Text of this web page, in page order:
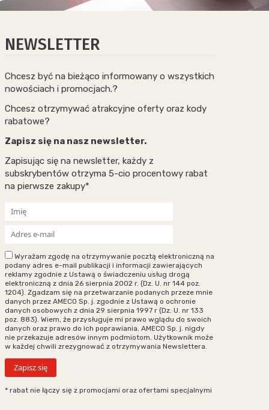
NEWSLETTER
Chcesz być na bieżąco informowany o wszystkich
nowościach i promocjach.?
Chcesz otrzymywać atrakcyjne oferty oraz kody
rabatowe?
Zapisz się na nasz newsletter.
Zapisując się na newsletter, każdy z
subskrybentów otrzyma 5-cio procentowy rabat
na pierwsze zakupy*
Wyrażam zgodę na otrzymywanie pocztą elektroniczną na
podany adres e-mail publikacji i informacji zawierających
reklamy zgodnie z Ustawą o świadczeniu usług drogą
elektroniczną z dnia 26 sierpnia 2002 r. (Dz. U. nr 144 poz.
1204). Zgadzam się na przetwarzanie podanych przeze mnie
danych przez AMECO Sp. j. zgodnie z Ustawą o ochronie
danych osobowych z dnia 29 sierpnia 1997 r (Dz. U. nr 133
poz. 883). Wiem, że przysługuje mi prawo wglądu do swoich
danych oraz prawo do ich poprawiania. AMECO Sp. j. nigdy
nie przekazuje adresów innym podmiotom. Użytkownik może
w każdej chwili zrezygnować z otrzymywania Newslettera.
* rabat nie łączy się z promocjami oraz ofertami specjalnymi